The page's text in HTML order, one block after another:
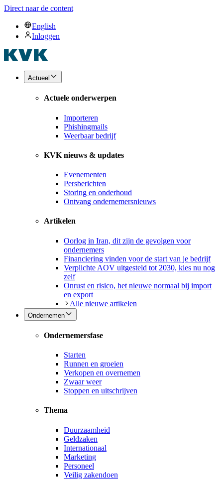
Direct naar de content
English
Inloggen
Actueel
Actuele onderwerpen
Importeren
Phishingmails
Weerbaar bedrijf
KVK nieuws & updates
Evenementen
Persberichten
Storing en onderhoud
Ontvang ondernemersnieuws
Artikelen
Oorlog in Iran, dit zijn de gevolgen voor
ondernemers
Financiering vinden voor de start van je bedrijf
Verplichte AOV uitgesteld tot 2030, kies nu nog
zelf
Onrust en risico, het nieuwe normaal bij import
en export
Alle nieuwe artikelen
Ondernemen
Ondernemersfase
Starten
Runnen en groeien
Verkopen en overnemen
Zwaar weer
Stoppen en uitschrijven
Thema
Duurzaamheid
Geldzaken
Internationaal
Marketing
Personeel
Veilig zakendoen